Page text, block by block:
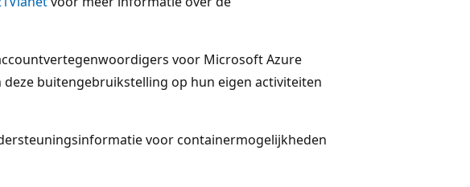
voor Microsoft Azure
buitengebruikstelling op hun eigen activiteiten
voor containermogelijkheden